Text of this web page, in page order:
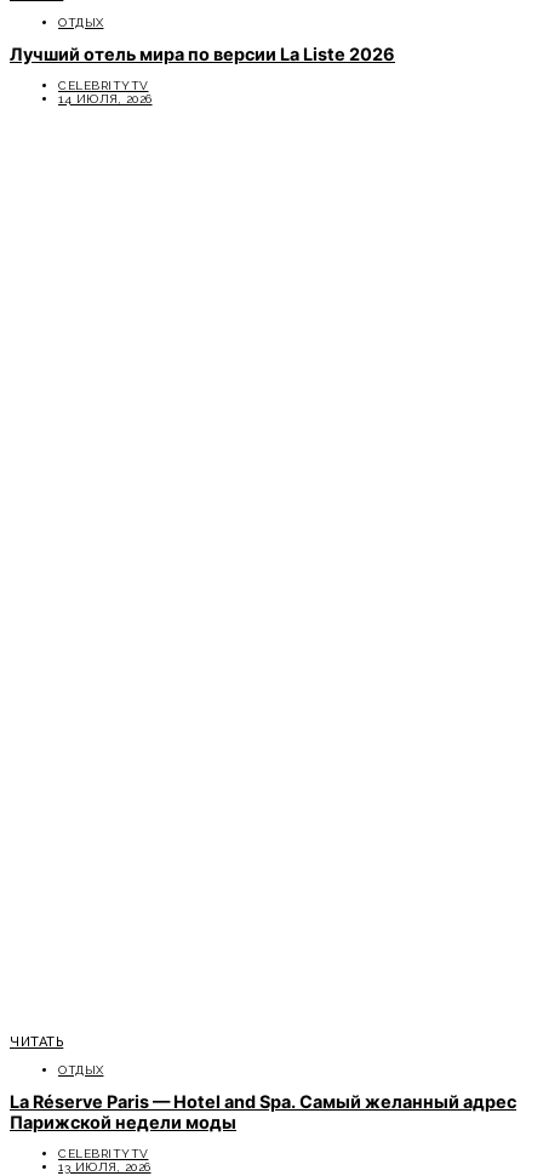
ОТДЫХ
Лучший отель мира по версии La Liste 2026
CELEBRITYTV
14 ИЮЛЯ, 2026
ЧИТАТЬ
ОТДЫХ
La Réserve Paris — Hotel and Spa. Самый желанный адрес
Парижской недели моды
CELEBRITYTV
13 ИЮЛЯ, 2026